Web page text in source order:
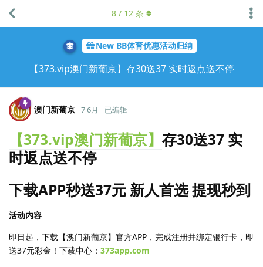
New BB体育优惠活动归纳
【373.vip澳门新葡京】存30送37 实时返点送不停
8 / 12 条
澳门新葡京 7 6月 已编辑
【373.vip澳门新葡京】 存30送37 实
时返点送不停
下载APP秒送37元 新人首选 提现秒到
活动内容
即日起，下载【澳门新葡京】官方APP，完成注册并绑定银行卡，即
送37元彩金！下载中心： 373app.com